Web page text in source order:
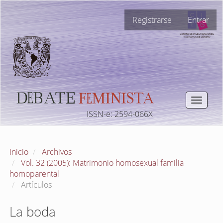
Navegación
principal
Contenido
principal
Barra
lateral
Registrarse Entrar
Toggle
ISSN-e: 2594-066X
Inicio
Archivos
Vol. 32 (2005): Matrimonio homosexual familia
homoparental
Artículos
La boda